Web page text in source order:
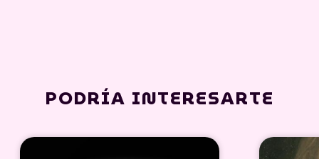
PODRÍA INTERESARTE